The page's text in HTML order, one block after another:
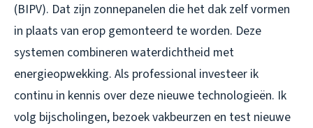
(BIPV). Dat zijn zonnepanelen die het dak zelf vormen
in plaats van erop gemonteerd te worden. Deze
systemen combineren waterdichtheid met
energieopwekking. Als professional investeer ik
continu in kennis over deze nieuwe technologieën. Ik
volg bijscholingen, bezoek vakbeurzen en test nieuwe